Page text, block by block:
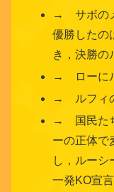
→ サボの
優勝したの
き，決勝の
→ ローに
→ ルフィ
→ 国民た
ーの正体で
し，ルーシ
一発KO宣